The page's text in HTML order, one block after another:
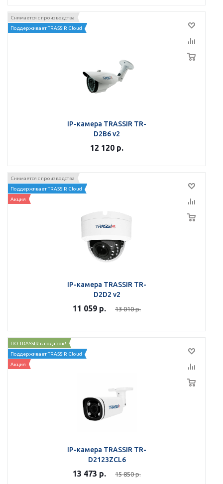
Снимается с производства
Поддерживает TRASSIR Cloud
IP-камера TRASSIR TR-
D2B6 v2
12 120 р.
Снимается с производства
Поддерживает TRASSIR Cloud
Акция
IP-камера TRASSIR TR-
D2D2 v2
11 059 р. 13 010р.
ПО TRASSIR в подарок!
Поддерживает TRASSIR Cloud
Акция
IP-камера TRASSIR TR-
D2123ZCL6
13 473 р. 15 850р.